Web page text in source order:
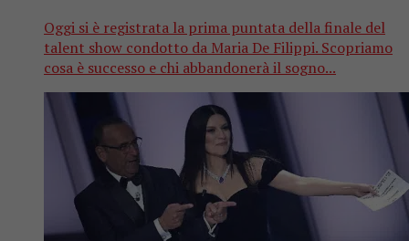
Oggi si è registrata la prima puntata della finale del
talent show condotto da Maria De Filippi. Scopriamo
cosa è successo e chi abbandonerà il sogno...